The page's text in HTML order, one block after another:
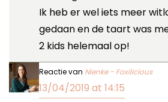
Ik heb er wel iets meer
gedaan en de taart was
2 kids helemaal op!
Reactie van Nienke - Foxilicious
13/04/2019 at 14:15